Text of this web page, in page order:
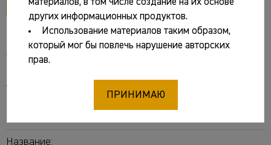
Основные сведения
Авторы:
Название:
других информационных продуктов.
Использование материалов таким образом,
который мог бы повлечь нарушение авторских
прав.
ПРИНИМАЮ